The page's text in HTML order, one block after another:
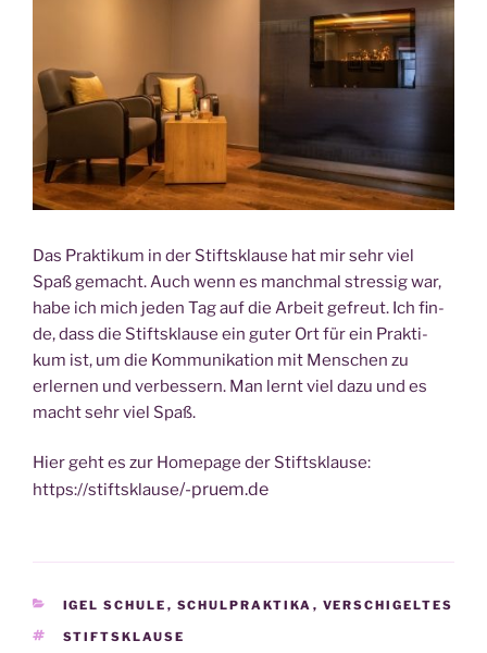
Das Prak­ti­kum in der Stifts­klau­se hat mir sehr viel
Spaß gemacht. Auch wenn es manch­mal stres­sig war,
habe ich mich jeden Tag auf die Arbeit gefreut. Ich fin­
de, dass die Stifts­klau­se ein guter Ort für ein Prak­ti­
kum ist, um die Kom­mu­ni­ka­ti­on mit Men­schen zu
erler­nen und ver­bes­sern. Man lernt viel dazu und es
macht sehr viel Spaß.
Hier geht es zur Home­page der Stiftsklause:
https://stiftsklause/-pruem.de
KATEGORIEN
IGEL SCHULE , SCHULPRAKTIKA , VERSCHIGELTES
SCHLAGWÖRTER
STIFTSKLAUSE